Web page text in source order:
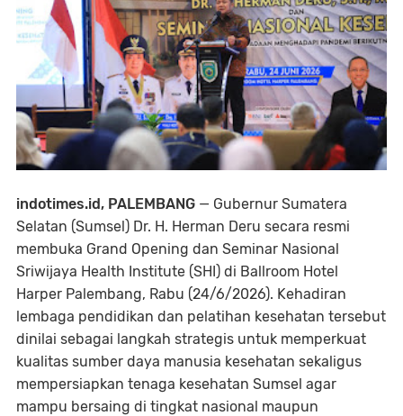
indotimes.id, PALEMBANG — Gubernur Sumatera
Selatan (Sumsel) Dr. H. Herman Deru secara resmi
membuka Grand Opening dan Seminar Nasional
Sriwijaya Health Institute (SHI) di Ballroom Hotel
Harper Palembang, Rabu (24/6/2026). Kehadiran
lembaga pendidikan dan pelatihan kesehatan tersebut
dinilai sebagai langkah strategis untuk memperkuat
kualitas sumber daya manusia kesehatan sekaligus
mempersiapkan tenaga kesehatan Sumsel agar
mampu bersaing di tingkat nasional maupun